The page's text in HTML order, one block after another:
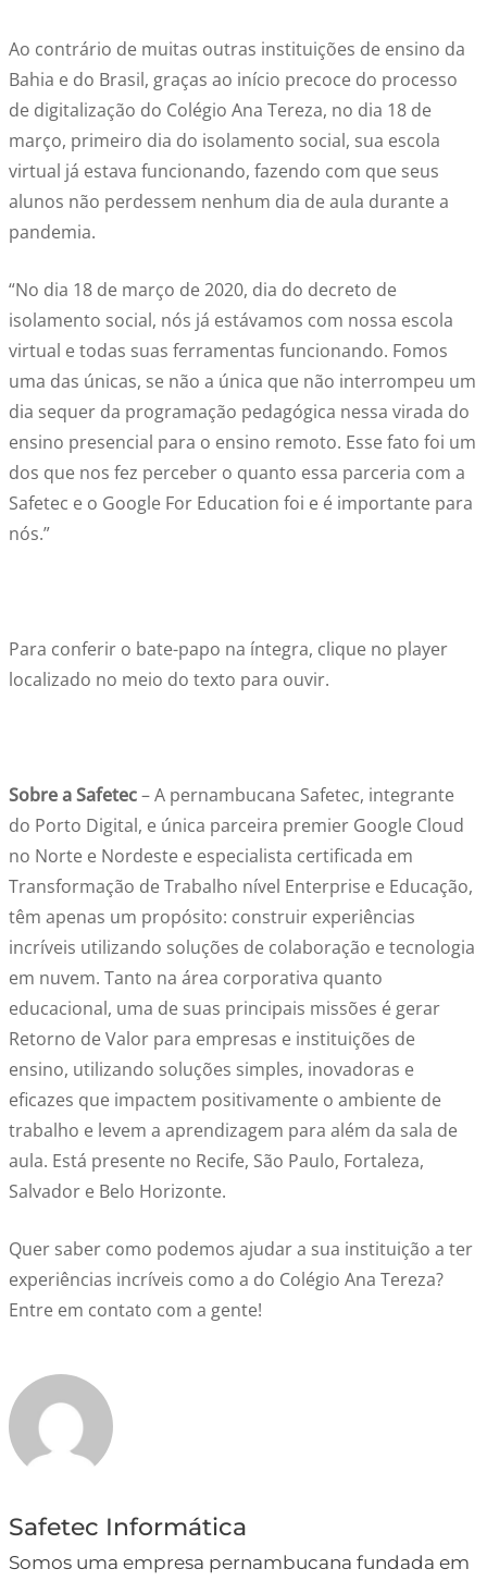
Ao contrário de muitas outras instituições de ensino da
Bahia e do Brasil, graças ao início precoce do processo
de digitalização do Colégio Ana Tereza, no dia 18 de
março, primeiro dia do isolamento social, sua escola
virtual já estava funcionando, fazendo com que seus
alunos não perdessem nenhum dia de aula durante a
pandemia.
“No dia 18 de março de 2020, dia do decreto de
isolamento social, nós já estávamos com nossa escola
virtual e todas suas ferramentas funcionando. Fomos
uma das únicas, se não a única que não interrompeu um
dia sequer da programação pedagógica nessa virada do
ensino presencial para o ensino remoto. Esse fato foi um
dos que nos fez perceber o quanto essa parceria com a
Safetec e o Google For Education foi e é importante para
nós.”
Para conferir o bate-papo na íntegra, clique no player
localizado no meio do texto para ouvir.
Sobre a Safetec– A pernambucana Safetec, integrante
do Porto Digital, e única parceira premier Google Cloud
no Norte e Nordeste e especialista certificada em
Transformação de Trabalho nível Enterprise e Educação,
têm apenas um propósito: construir experiências
incríveis utilizando soluções de colaboração e tecnologia
em nuvem. Tanto na área corporativa quanto
educacional, uma de suas principais missões é gerar
Retorno de Valor para empresas e instituições de
ensino, utilizando soluções simples, inovadoras e
eficazes que impactem positivamente o ambiente de
trabalho e levem a aprendizagem para além da sala de
aula. Está presente no Recife, São Paulo, Fortaleza,
Salvador e Belo Horizonte.
Quer saber como podemos ajudar a sua instituição a ter
experiências incríveis como a do Colégio Ana Tereza?
Entre em contato com a gente!
Safetec Informática
Somos uma empresa pernambucana fundada em